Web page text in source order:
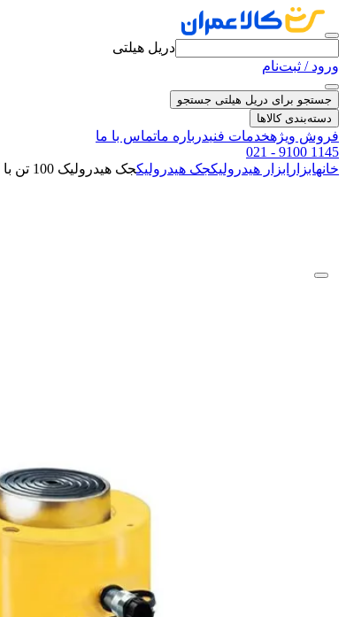
دریل هیلتی
ورود / ثبت‌نام
جستجو برای دریل هیلتی جستجو
دسته‌بندی کالاها
فروش ویژهخدمات فنیدرباره ماتماس با ما
021 - 9100 1145
خانهابزار ابزار هیدرولیکجک هیدرولیکجک هیدرولیک 100 تن با کورس 10 سانت مدل CLRG-1004 انرپک